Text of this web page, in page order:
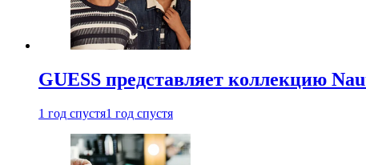
GUESS представляет коллекцию
1 год спустя1 год спустя